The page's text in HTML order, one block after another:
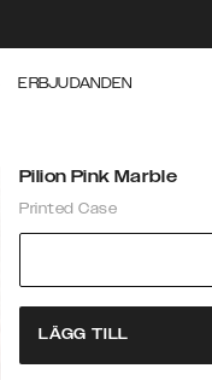
ERBJUDANDEN
Pilion Pink Marble
Printed Case
LÄGG TILL